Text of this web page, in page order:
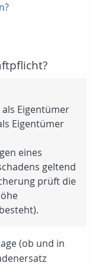
Eigentümer
Eigentümer
eines
geltend
prüft die
(ob und in